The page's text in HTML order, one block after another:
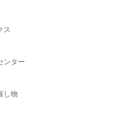
ス
ンター
し物